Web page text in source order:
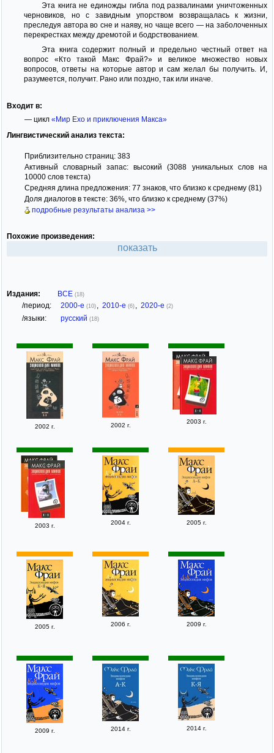
Эта книга не единожды гибла под развалинами уничтоженных
черновиков, но с завидным упорством возвращалась к жизни,
преследуя автора во сне и наяву, но чаще всего — на заболоченных
перекрестках между дремотой и бодрствованием.
Эта книга содержит полный и предельно честный ответ на
вопрос «Кто такой Макс Фрай?» и великое множество новых
вопросов, ответы на которые автор и сам желал бы получить. И,
разумеется, получит. Рано или поздно, так или иначе.
Входит в:
— цикл «Мир Ехо и приключения Макса»
Лингвистический анализ текста:
Приблизительно страниц: 383
Активный словарный запас: высокий (3088 уникальных слов на
10000 слов текста)
Средняя длина предложения: 77 знаков, что близко к среднему (81)
Доля диалогов в тексте: 36%, что близко к среднему (37%)
подробные результаты анализа >>
Похожие произведения:
показать
Издания: ВСЕ (18)
/период: 2000-е (10) , 2010-е (6) , 2020-е (2)
/языки: русский (18)
2002 г. 2002 г.
2003 г.
2003 г. 2004 г. 2005 г.
2005 г. 2006 г. 2009 г.
2009 г. 2014 г. 2014 г.